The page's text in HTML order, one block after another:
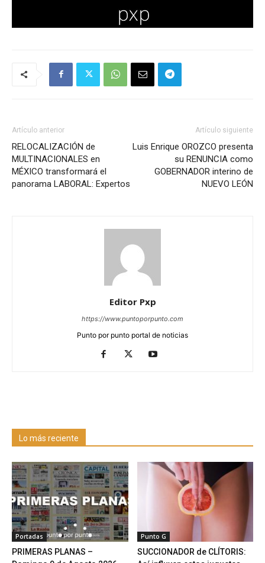
Artículo anterior
RELOCALIZACIÓN de
MULTINACIONALES en
MÉXICO transformará el
panorama LABORAL: Expertos
Artículo siguiente
Luis Enrique OROZCO presenta
su RENUNCIA como
GOBERNADOR interino de
NUEVO LEÓN
Editor Pxp
https://www.puntoporpunto.com
Punto por punto portal de noticias
Lo más reciente
Portadas
PRIMERAS PLANAS –
Punto G
SUCCIONADOR de CLÍTORIS: